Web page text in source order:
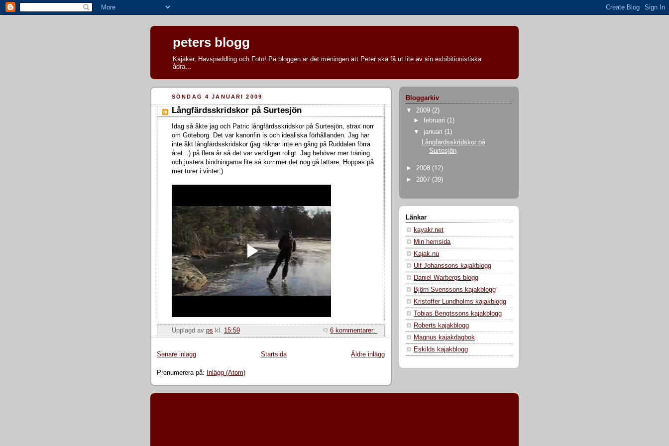
peters blogg
Kajaker, Havspaddling och Foto! På bloggen är det meningen att Peter ska få ut lite av sin exhibitionistiska
ådra...
SÖNDAG 4 JANUARI 2009
Långfärdsskridskor på Surtesjön
Idag så åkte jag och Patric långfärdsskridskor på Surtesjön, strax norr
om Göteborg. Det var kanonfin is och idealiska förhållanden. Jag har
inte åkt långfärdsskridskor (jag räknar inte en gång på Ruddalen förra
året...) på flera år så det var verkligen roligt. Jag behöver mer träning
och justera bindningarna lite så kommer det nog gå lättare. Hoppas på
mer turer i vinter:)
Upplagd av ps kl. 15:59 6 kommentarer:
Senare inlägg Äldre inlägg
Startsida
Prenumerera på: Inlägg (Atom)
Bloggarkiv
▼ 2009 (2)
►februari (1)
▼ januari (1)
Långfärdsskridskor på
Surtesjön
► 2008 (12)
► 2007 (39)
Länkar
kayakr.net
Min hemsida
Kajak.nu
Ulf Johanssons kajakblogg
Daniel Warbergs blogg
Björn Svenssons kajakblogg
Kristoffer Lundholms kajakblogg
Tobias Bengtssons kajakblogg
Roberts kajakblogg
Magnus kajakdagbok
Eskilds kajakblogg